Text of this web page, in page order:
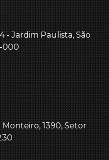
- Jardim Paulista, São
000
1390, Setor